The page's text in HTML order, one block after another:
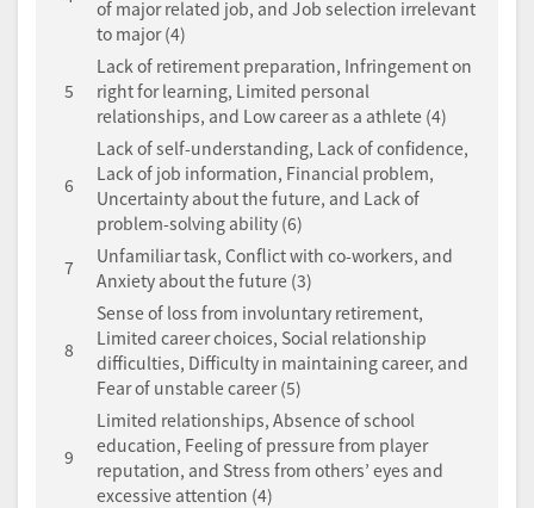
of major related job, and Job selection irrelevant
to major (4)
5
Lack of retirement preparation, Infringement on
right for learning, Limited personal
relationships, and Low career as a athlete (4)
6
Lack of self-understanding, Lack of confidence,
Lack of job information, Financial problem,
Uncertainty about the future, and Lack of
problem-solving ability (6)
7
Unfamiliar task, Conflict with co-workers, and
Anxiety about the future (3)
8
Sense of loss from involuntary retirement,
Limited career choices, Social relationship
difficulties, Difficulty in maintaining career, and
Fear of unstable career (5)
9
Limited relationships, Absence of school
education, Feeling of pressure from player
reputation, and Stress from others’ eyes and
excessive attention (4)